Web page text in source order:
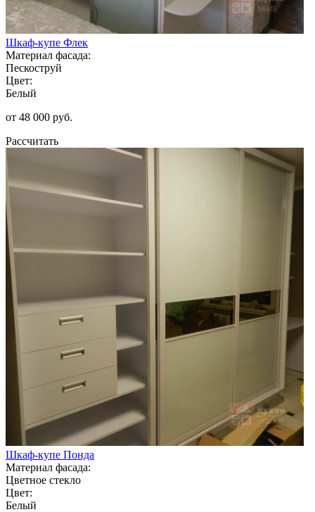
Шкаф-купе Флек
Материал фасада:
Пескоструй
Цвет:
Белый
от 48 000 руб.
Рассчитать
Шкаф-купе Понда
Материал фасада:
Цветное стекло
Цвет:
Белый